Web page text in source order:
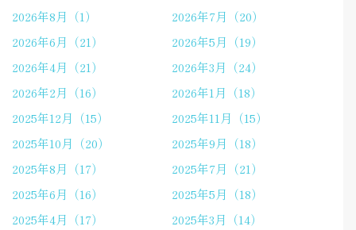
2026年8月（1）
2026年7月（20）
2026年6月（21）
2026年5月（19）
2026年4月（21）
2026年3月（24）
2026年2月（16）
2026年1月（18）
2025年12月（15）
2025年11月（15）
2025年10月（20）
2025年9月（18）
2025年8月（17）
2025年7月（21）
2025年6月（16）
2025年5月（18）
2025年4月（17）
2025年3月（14）